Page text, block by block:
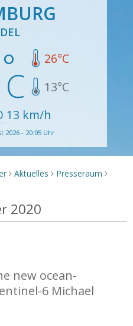
26°C
13°C
13 km/h
2026 - 20:05 Uhr
> Aktuelles > Presseraum >
2020
new ocean-
6 Michael